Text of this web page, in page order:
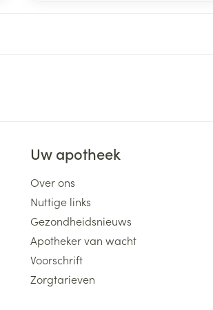
Uw apotheek
Over ons
Nuttige links
Gezondheidsnieuws
Apotheker van wacht
Voorschrift
Zorgtarieven